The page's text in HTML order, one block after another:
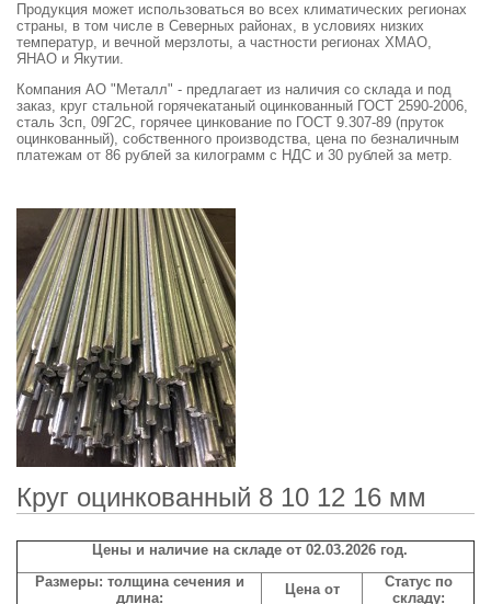
Продукция может использоваться во всех климатических регионах
страны, в том числе в Северных районах, в условиях низких
температур, и вечной мерзлоты, а частности регионах ХМАО,
ЯНАО и Якутии.
Компания АО "Металл" - предлагает из наличия со склада и под
заказ, круг стальной горячекатаный оцинкованный ГОСТ 2590-2006,
сталь 3сп, 09Г2С, горячее цинкование по ГОСТ 9.307-89 (пруток
оцинкованный), собственного производства, цена по безналичным
платежам от 86 рублей за килограмм с НДС и 30 рублей за метр.
Круг оцинкованный 8 10 12 16 мм
Цены и наличие на складе от 02.03.2026 год.
Размеры: толщина сечения и
длина:
Цена от
Статус по
складу: